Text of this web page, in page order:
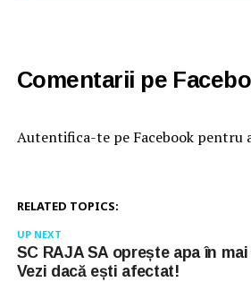
Comentarii pe
Autentifica-te pe Facebook pentru
RELATED TOPICS:
UP NEXT
SC RAJA SA oprește apa în
Vezi dacă ești afectat!